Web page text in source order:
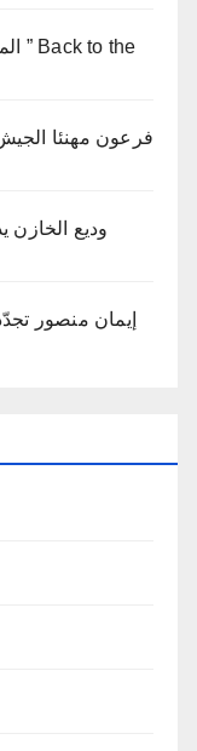
فرعون مهنئا
وديع الخازن
إيمان منصور